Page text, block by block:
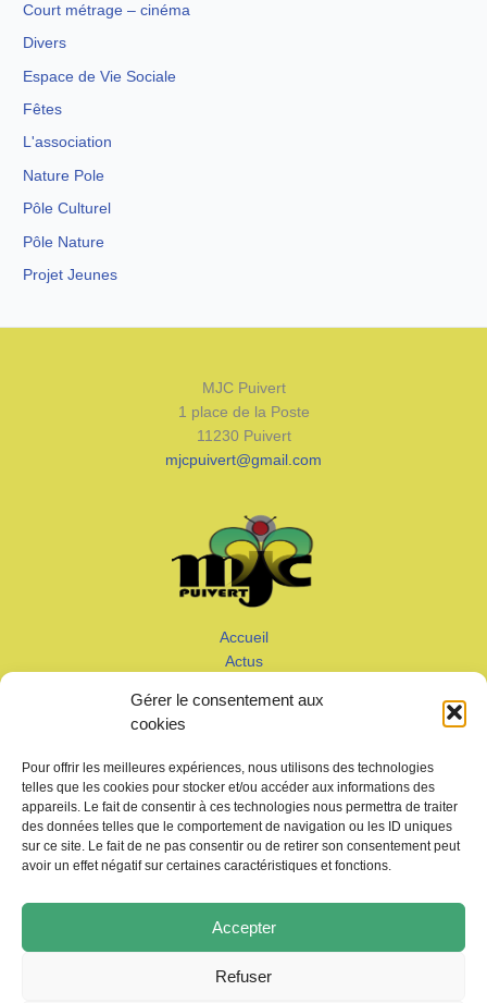
Gérer le consentement aux
cookies
Pour offrir les meilleures expériences, nous utilisons des technologies
telles que les cookies pour stocker et/ou accéder aux informations des
appareils. Le fait de consentir à ces technologies nous permettra de traiter
des données telles que le comportement de navigation ou les ID uniques
sur ce site. Le fait de ne pas consentir ou de retirer son consentement peut
avoir un effet négatif sur certaines caractéristiques et fonctions.
Accepter
Refuser
Court métrage – cinéma
Divers
Espace de Vie Sociale
Fêtes
L'association
Nature Pole
Pôle Culturel
Pôle Nature
Projet Jeunes
MJC Puivert
1 place de la Poste
11230 Puivert
mjcpuivert@gmail.com
Accueil
Actus
Adhérer
Galeries – Vidéos